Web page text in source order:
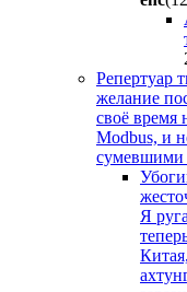
Репертуар
желание
своё время
Modbus, и
сумевшими
Я